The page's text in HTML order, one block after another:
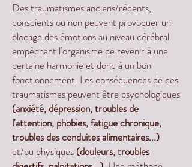
Des traumatismes anciens/récents,
conscients ou non peuvent provoquer un
blocage des émotions au niveau cérébral
empêchant l'organisme de revenir à une
certaine harmonie et donc à un bon
fonctionnement. Les conséquences de ces
traumatismes peuvent être psychologiques
(anxiété, dépression, troubles de
l'attention, phobies, fatigue chronique,
troubles des conduites alimentaires...)
et/ou physiques (douleurs, troubles